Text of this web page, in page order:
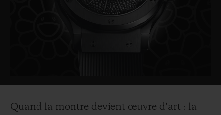
Quand la montre devient œuvre d’art : la
BIG BANG
PEACH CERAMIC